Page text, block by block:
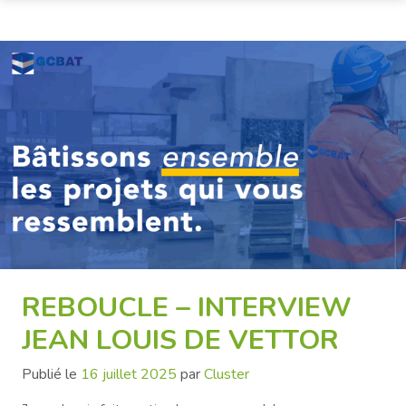
REBOUCLE – INTERVIEW
JEAN LOUIS DE VETTOR
Publié le 16 juillet 2025 parCluster